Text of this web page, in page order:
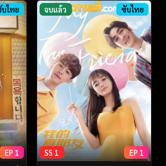
ไทย
EP 1
จบแล้ว ซับไทย
SS 1 EP 1